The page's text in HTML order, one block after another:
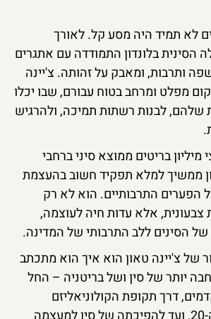
לא תמיד היה מסע קל. לאורך
הסינית בלונדון התמודדה עם אתגרים
ותרבות, ומאבק על זהותה. צ'יינה
מפלט ומרחב בטוח עבורם, שבו יכלו
לבנות רשתות תמיכה, ולהרגיש
מיליון בריטים ממוצא סיני ברחבי
ממשיך למלא תפקיד חשוב בהעצמת
הפערים התרבותיים. הוא לא רק
צבעונית, אלא עדות חיה לעוצמה,
הסינים ללב התרבותי של המדינה.
של צ'יינה טאון הוא איך הוא מתכתב
יותר של סין ושל בריטניה – החל
דרך תקופת הקולוניאליזם